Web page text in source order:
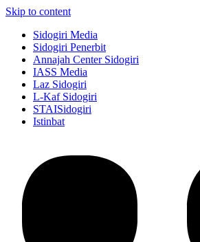
Skip to content
Sidogiri Media
Sidogiri Penerbit
Annajah Center Sidogiri
IASS Media
Laz Sidogiri
L-Kaf Sidogiri
STAISidogiri
Istinbat